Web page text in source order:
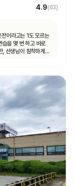
4.9(63)
이라고는 1도 모르는
습을 몇 번 하고 바로
선생님이 침착하게